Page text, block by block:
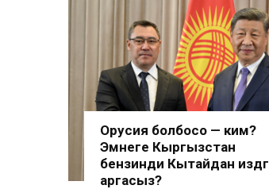
Орусия болбосо — ким?
Эмнеге Кыргызстан
бензинди Кытайдан издөөгө
аргасыз?